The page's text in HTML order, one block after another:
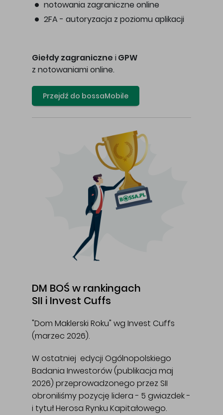
notowania zagraniczne online
2FA - autoryzacja z poziomu aplikacji
Giełdy zagraniczne i GPW
z notowaniami online.
Przejdź do bossaMobile
DM BOŚ w rankingach
SII i Invest Cuffs
"Dom Maklerski Roku" wg Invest Cuffs
(marzec 2026).
W ostatniej edycji Ogólnopolskiego
Badania Inwestorów (publikacja maj
2026) przeprowadzonego przez SII
obroniliśmy pozycję lidera - 5 gwiazdek -
i tytuł Herosa Rynku Kapitałowego.